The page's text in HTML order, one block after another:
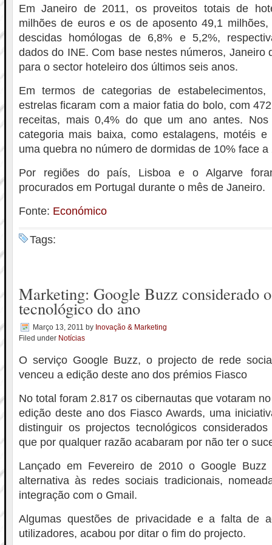
Em Janeiro de 2011, os proveitos totais de
milhões de euros e os de aposento 49,1
descidas homólogas de 6,8% e 5,2%,
dados do INE. Com base nestes números, Janeiro
para o sector hoteleiro dos últimos seis anos.
Em termos de categorias de
estrelas ficaram com a maior fatia do bolo, com
receitas, mais 0,4% do que um ano antes. Nos
categoria mais baixa, como estalagens, motéis e
uma quebra no número de dormidas de 10% face a
Por regiões do país, Lisboa e o Algarve
procurados em Portugal durante o mês de Janeiro.
Fonte: Económico
Tags:
Marketing: Google Buzz considerado
tecnológico do ano
Março 13, 2011 by Inovação & Marketing
Filed under Notícias
O serviço Google Buzz, o projecto de rede
venceu a edição deste ano dos prémios Fiasco
No total foram 2.817 os cibernautas que votaram
edição deste ano dos Fiasco Awards, uma
distinguir os projectos tecnológicos
que por qualquer razão acabaram por não ter o
Lançado em Fevereiro de 2010 o Google
alternativa às redes sociais tradicionais,
integração com o Gmail.
Algumas questões de privacidade e a falta de
utilizadores, acabou por ditar o fim do projecto.